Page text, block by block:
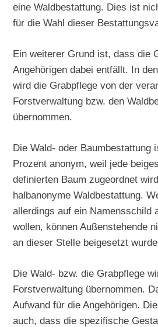
eine Waldbestattung. Dies ist
für die Wahl dieser
Ein weiterer Grund ist, dass die
Angehörigen dabei entfällt. In
wird die Grabpflege von der
Forstverwaltung bzw. den
übernommen.
Die Wald- oder Baumbestattung
Prozent anonym, weil jede
definierten Baum zugeordnet
halbanonyme Waldbestattung.
allerdings auf ein Namensschild
wollen, können Außenstehende
an dieser Stelle beigesetzt
Die Wald- bzw. die Grabpflege
Forstverwaltung übernommen.
Aufwand für die Angehörigen.
auch, dass die spezifische